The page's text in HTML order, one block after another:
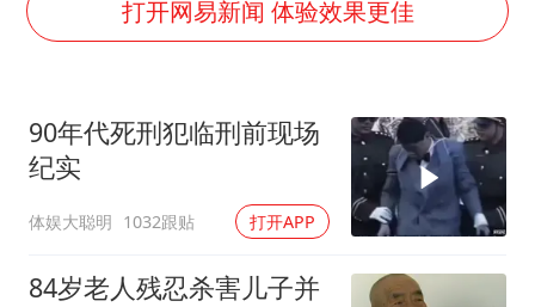
首次证实！“胶球”存在
中方回应是否在太平洋海底开采稀土
27岁女子成组织卖淫集团主犯被通缉
法国将禁止“未经同意的电话营销”
奋进开新局 实干挑大梁
打开网易新闻 体验效果更佳
90年代死刑犯临刑前现场
纪实
体娱大聪明 1032跟贴 打开APP
84岁老人残忍杀害儿子并